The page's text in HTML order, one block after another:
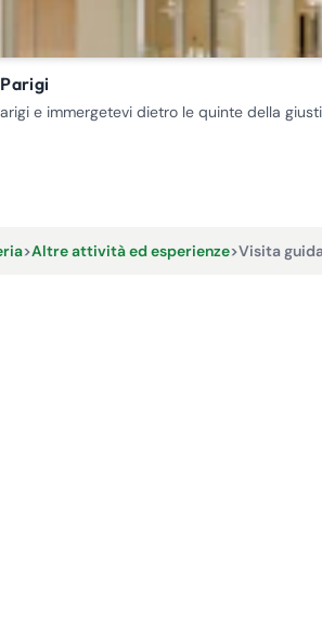
e immergetevi dietro le quinte della
>Altre attività ed esperienze>Visita